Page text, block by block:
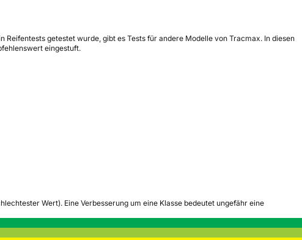
getestet wurde, gibt es Tests für andere Modelle von Tracmax. In diesen
eingestuft.
Wert). Eine Verbesserung um eine Klasse bedeutet ungefähr eine